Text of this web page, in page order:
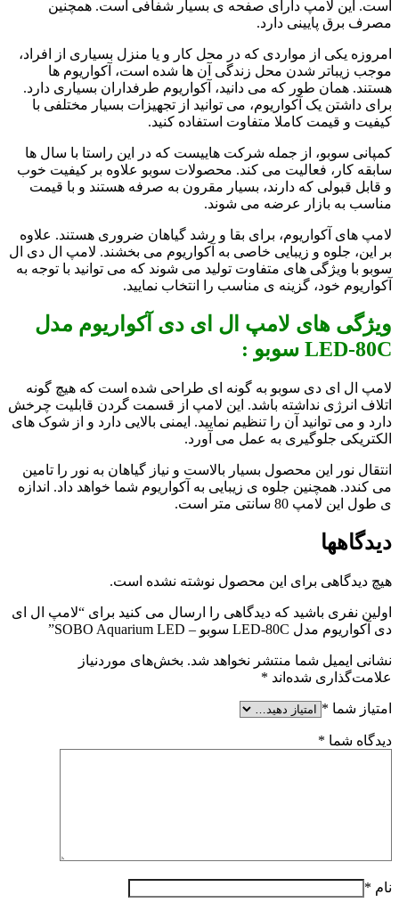
است. این لامپ دارای صفحه ی بسیار شفافی است. همچنین
مصرف برق پایینی دارد.
امروزه یکی از مواردی که در محل کار و یا منزل بسیاری از افراد،
موجب زیباتر شدن محل زندگی آن ها شده است، آکواریوم ها
هستند. همان طور که می دانید، آکواریوم طرفداران بسیاری دارد.
برای داشتن یک آکواریوم، می توانید از تجهیزات بسیار مختلفی با
کیفیت و قیمت کاملا متفاوت استفاده کنید.
کمپانی سوبو، از جمله شرکت هاییست که در این راستا با سال ها
سابقه کار، فعالیت می کند. محصولات سوبو علاوه بر کیفیت خوب
و قابل قبولی که دارند، بسیار مقرون به صرفه هستند و با قیمت
مناسب به بازار عرضه می شوند.
لامپ های آکواریوم، برای بقا و رشد گیاهان ضروری هستند. علاوه
بر این، جلوه و زیبایی خاصی به آکواریوم می بخشند. لامپ ال دی ال
سوبو با ویژگی های متفاوت تولید می شوند که می توانید با توجه به
آکواریوم خود، گزینه ی مناسب را انتخاب نمایید.
ویژگی های لامپ ال ای دی آکواریوم مدل
LED-80C سوبو :
لامپ ال ای دی سوبو به گونه ای طراحی شده است که هیچ گونه
اتلاف انرژی نداشته باشد. این لامپ از قسمت گردن قابلیت چرخش
دارد و می توانید آن را تنظیم نمایید. ایمنی بالایی دارد و از شوک های
الکتریکی جلوگیری به عمل می آورد.
انتقال نور این محصول بسیار بالاست و نیاز گیاهان به نور را تامین
می کندد. همچنین جلوه ی زیبایی به آکواریوم شما خواهد داد. اندازه
ی طول این لامپ 80 سانتی متر است.
دیدگاهها
هیچ دیدگاهی برای این محصول نوشته نشده است.
اولین نفری باشید که دیدگاهی را ارسال می کنید برای “لامپ ال ای
دی آکواریوم مدل LED-80C سوبو – SOBO Aquarium LED”
نشانی ایمیل شما منتشر نخواهد شد. بخش‌های موردنیاز
علامت‌گذاری شده‌اند *
امتیاز شما *
دیدگاه شما *
نام *